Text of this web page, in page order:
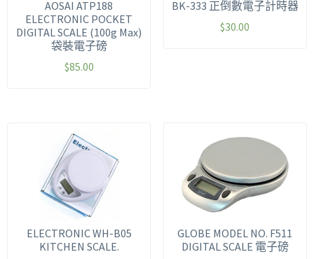
AOSAI ATP188
ELECTRONIC POCKET
DIGITAL SCALE (100g Max)
袋裝電子磅
$85.00
BK-333 正倒數電子計時器
$30.00
ELECTRONIC WH-B05
KITCHEN SCALE.
GLOBE MODEL NO. F511
DIGITAL SCALE 電子磅